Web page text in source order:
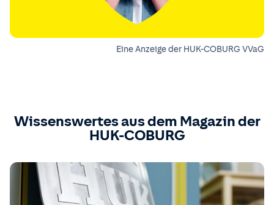
Eine Anzeige der HUK-COBURG VVaG
Wissenswertes aus dem Magazin der
HUK-COBURG